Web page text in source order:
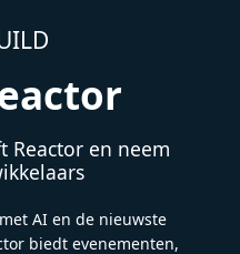
Reactor en neem
AI en de nieuwste
biedt evenementen,